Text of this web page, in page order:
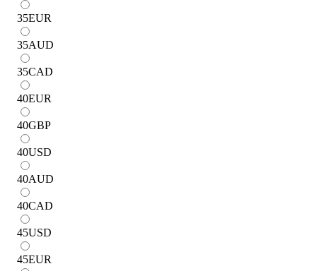
35EUR
35AUD
35CAD
40EUR
40GBP
40USD
40AUD
40CAD
45USD
45EUR